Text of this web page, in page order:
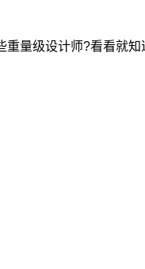
重量级设计师?看看就知